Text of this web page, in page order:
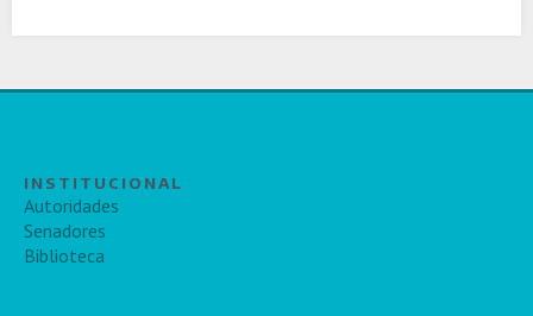
INSTITUCIONAL
Autoridades
Senadores
Biblioteca